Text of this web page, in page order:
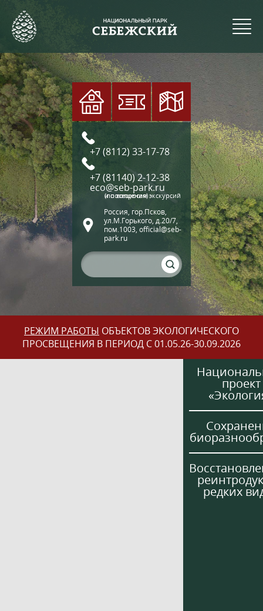
+7 (8112) 33-17-78
+7 (81140) 2-12-38
eco@seb-park.ru
(по вопросам экскурсий и посещения)
Россия, гор.Псков,
ул.М.Горького, д.20/7,
пом.1003, official@seb-
park.ru
РЕЖИМ РАБОТЫ ОБЪЕКТОВ ЭКОЛОГИЧЕСКОГО
ПРОСВЕЩЕНИЯ В ПЕРИОД С 01.05.26-30.09.2026
проект
редких